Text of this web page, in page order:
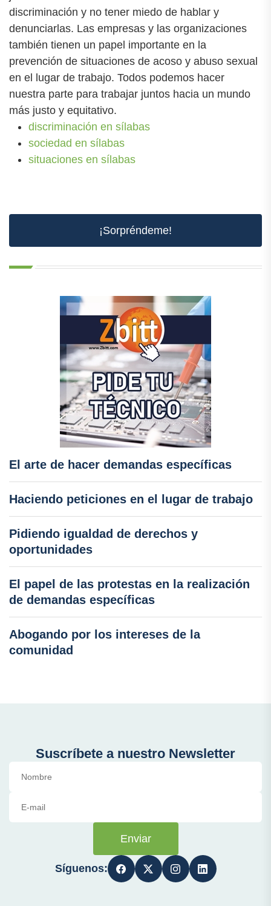
discriminación y no tener miedo de hablar y
denunciarlas. Las empresas y las organizaciones
también tienen un papel importante en la
prevención de situaciones de acoso y abuso sexual
en el lugar de trabajo. Todos podemos hacer
nuestra parte para trabajar juntos hacia un mundo
más justo y equitativo.
discriminación en sílabas
sociedad en sílabas
situaciones en sílabas
¡Sorpréndeme!
El arte de hacer demandas específicas
Haciendo peticiones en el lugar de trabajo
Pidiendo igualdad de derechos y
oportunidades
El papel de las protestas en la realización
de demandas específicas
Abogando por los intereses de la
comunidad
Suscríbete a nuestro Newsletter
Enviar
Síguenos: